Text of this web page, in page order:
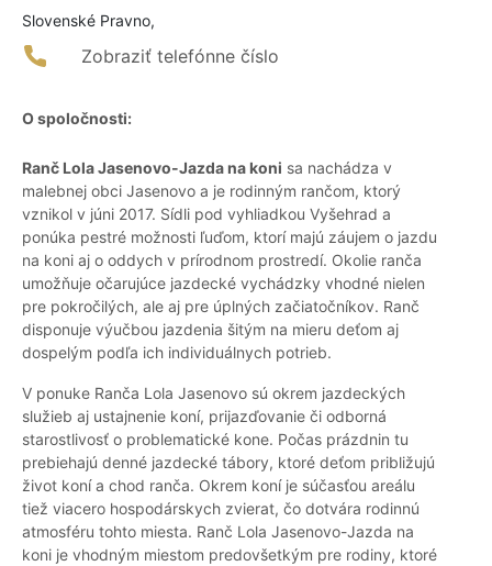
Slovenské Pravno,
Zobraziť telefónne číslo
O spoločnosti:
Ranč Lola Jasenovo-Jazda na koni sa nachádza v
malebnej obci Jasenovo a je rodinným rančom, ktorý
vznikol v júni 2017. Sídli pod vyhliadkou Vyšehrad a
ponúka pestré možnosti ľuďom, ktorí majú záujem o jazdu
na koni aj o oddych v prírodnom prostredí. Okolie ranča
umožňuje očarujúce jazdecké vychádzky vhodné nielen
pre pokročilých, ale aj pre úplných začiatočníkov. Ranč
disponuje výučbou jazdenia šitým na mieru deťom aj
dospelým podľa ich individuálnych potrieb.
V ponuke Ranča Lola Jasenovo sú okrem jazdeckých
služieb aj ustajnenie koní, prijazďovanie či odborná
starostlivosť o problematické kone. Počas prázdnin tu
prebiehajú denné jazdecké tábory, ktoré deťom približujú
život koní a chod ranča. Okrem koní je súčasťou areálu
tiež viacero hospodárskych zvierat, čo dotvára rodinnú
atmosféru tohto miesta. Ranč Lola Jasenovo-Jazda na
koni je vhodným miestom predovšetkým pre rodiny, ktoré